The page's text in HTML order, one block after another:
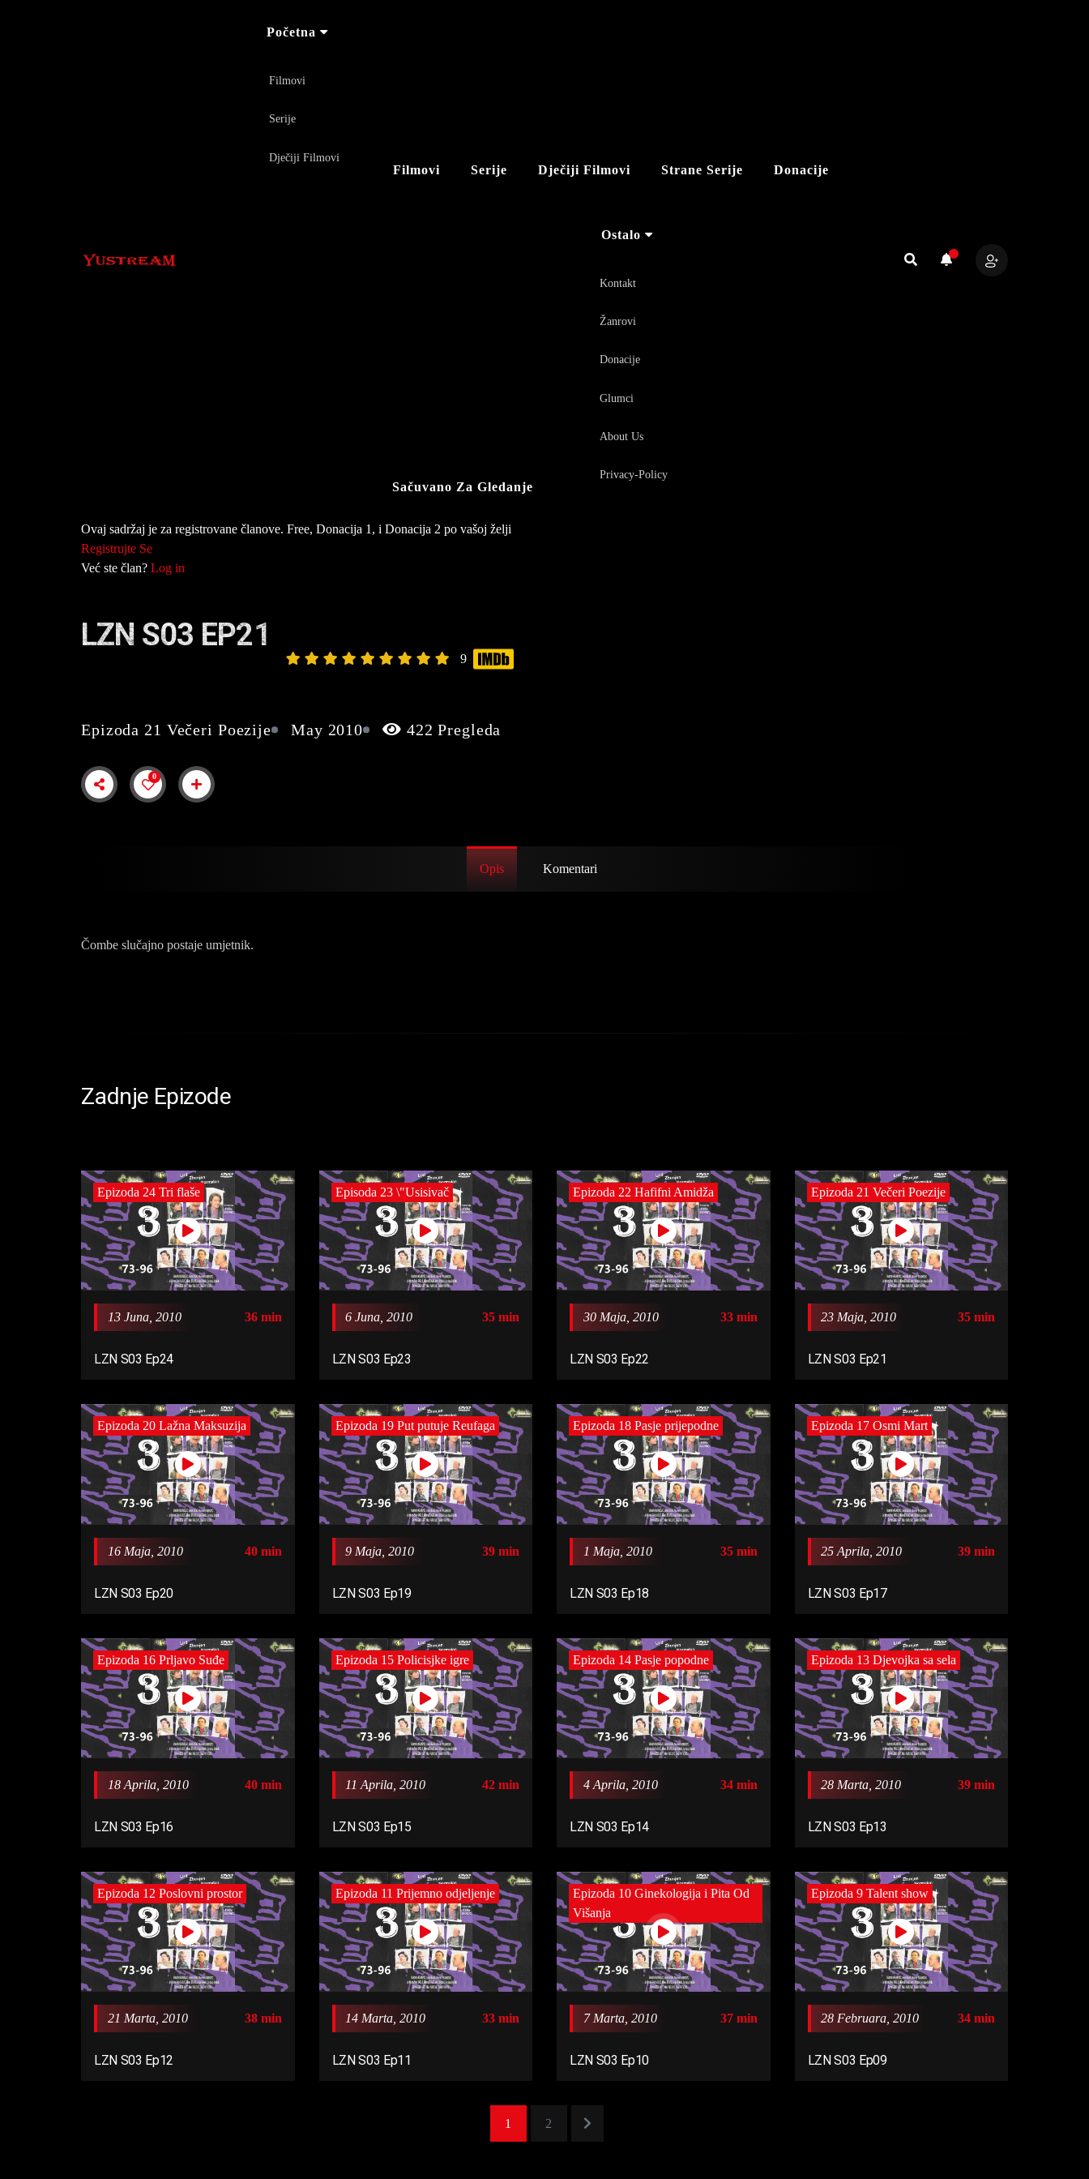
Početna
Filmovi
Serije
Dječiji Filmovi
Filmovi Serije Dječiji Filmovi Strane Serije Donacije
Sačuvano Za Gledanje
Ostalo
Kontakt
Žanrovi
Donacije
Glumci
About Us
Privacy-Policy
Ovaj sadržaj je za registrovane članove. Free, Donacija 1, i Donacija 2 po vašoj želji
Registrujte Se
Već ste član? Log in
LZN S03 EP21
9
Epizoda 21 Večeri Poezije May 2010 422 Pregleda
0
Opis Komentari
Čombe slučajno postaje umjetnik.
Zadnje Epizode
Epizoda 24 Tri flaše
13 Juna, 2010 36 min
LZN S03 Ep24
Episoda 23 \"Usisivač
6 Juna, 2010 35 min
LZN S03 Ep23
Epizoda 22 Hafifni Amidža
30 Maja, 2010 33 min
LZN S03 Ep22
Epizoda 21 Večeri Poezije
23 Maja, 2010 35 min
LZN S03 Ep21
Epizoda 20 Lažna Maksuzija
16 Maja, 2010 40 min
LZN S03 Ep20
Epizoda 19 Put putuje Reufaga
9 Maja, 2010 39 min
LZN S03 Ep19
Epizoda 18 Pasje prijepodne
1 Maja, 2010 35 min
LZN S03 Ep18
Epizoda 17 Osmi Mart
25 Aprila, 2010 39 min
LZN S03 Ep17
Epizoda 16 Prljavo Suđe
18 Aprila, 2010 40 min
LZN S03 Ep16
Epizoda 15 Policisjke igre
11 Aprila, 2010 42 min
LZN S03 Ep15
Epizoda 14 Pasje popodne
4 Aprila, 2010 34 min
LZN S03 Ep14
Epizoda 13 Djevojka sa sela
28 Marta, 2010 39 min
LZN S03 Ep13
Epizoda 12 Poslovni prostor
21 Marta, 2010 38 min
LZN S03 Ep12
Epizoda 11 Prijemno odjeljenje
14 Marta, 2010 33 min
LZN S03 Ep11
Epizoda 10 Ginekologija i Pita Od
Višanja
7 Marta, 2010 37 min
LZN S03 Ep10
Epizoda 9 Talent show
28 Februara, 2010 34 min
LZN S03 Ep09
1 2